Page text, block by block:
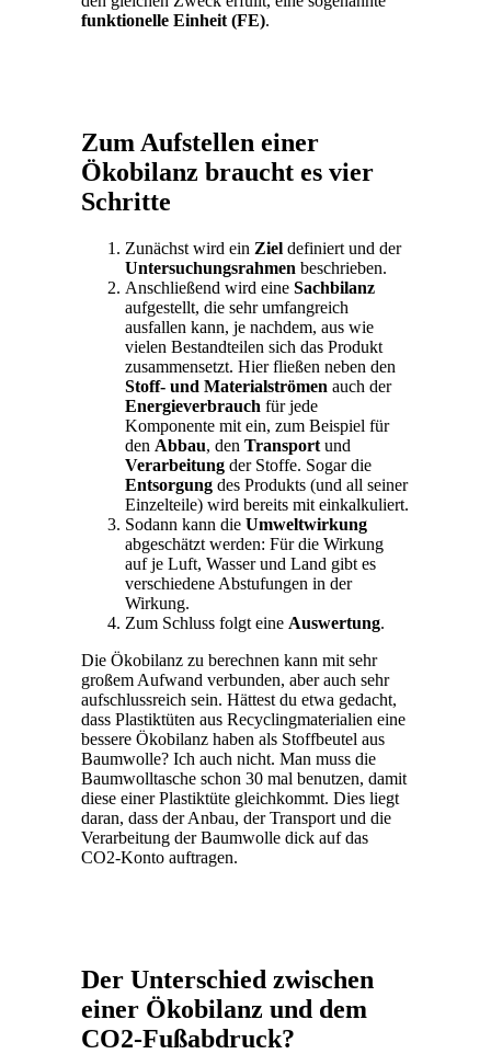
funktionelle Einheit (FE).
Zum Aufstellen einer
Ökobilanz braucht es vier
Schritte
Zunächst wird ein Ziel definiert und der
Untersuchungsrahmen beschrieben.
Anschließend wird eineSachbilanz
aufgestellt, die sehr umfangreich
ausfallen kann, je nachdem, aus wie
vielen Bestandteilen sich das Produkt
zusammensetzt. Hier fließen neben den
Stoff- und Materialströmen auch der
Energieverbrauch für jede
Komponente mit ein, zum Beispiel für
den Abbau, denTransport und
Verarbeitung der Stoffe. Sogar die
Entsorgung des Produkts (und all seiner
Einzelteile) wird bereits mit einkalkuliert.
Sodann kann dieUmweltwirkung
abgeschätzt werden: Für die Wirkung
auf je Luft, Wasser und Land gibt es
verschiedene Abstufungen in der
Wirkung.
Zum Schluss folgt eine Auswertung.
Die Ökobilanz zu berechnen kann mit sehr
großem Aufwand verbunden, aber auch sehr
aufschlussreich sein. Hättest du etwa gedacht,
dass Plastiktüten aus Recyclingmaterialien eine
bessere Ökobilanz haben als Stoffbeutel aus
Baumwolle? Ich auch nicht. Man muss die
Baumwolltasche schon 30 mal benutzen, damit
diese einer Plastiktüte gleichkommt. Dies liegt
daran, dass der Anbau, der Transport und die
Verarbeitung der Baumwolle dick auf das
CO2-Konto auftragen.
Der Unterschied zwischen
einer Ökobilanz und dem
CO2-Fußabdruck?